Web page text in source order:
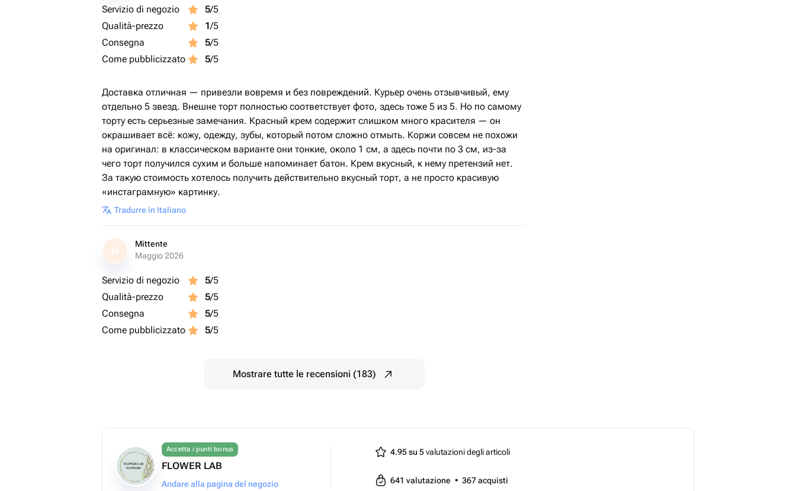
Servizio di negozio 5/5
Qualità-prezzo
1/5
Consegna
5/5
Come pubblicizzato
5/5
Доставка отличная — привезли вовремя и без повреждений. Курьер очень отзывчивый, ему
отдельно 5 звезд. Внешне торт полностью соответствует фото, здесь тоже 5 из 5. Но по самому
торту есть серьезные замечания. Красный крем содержит слишком много красителя — он
окрашивает всё: кожу, одежду, зубы, который потом сложно отмыть. Коржи совсем не похожи
на оригинал: в классическом варианте они тонкие, около 1 см, а здесь почти по 3 см, из-за
чего торт получился сухим и больше напоминает батон. Крем вкусный, к нему претензий нет.
За такую стоимость хотелось получить действительно вкусный торт, а не просто красивую
«инстаграмную» картинку.
Tradurre in Italiano
M
Mittente
Maggio 2026
Servizio di negozio 5/5
Qualità-prezzo
5/5
Consegna
5/5
Come pubblicizzato
5/5
Mostrare tutte le recensioni (183)
Accetta i punti bonus
FLOWER LAB
Andare alla pagina del negozio
4.95 su 5valutazioni degli articoli
641 valutazione • 367acquisti